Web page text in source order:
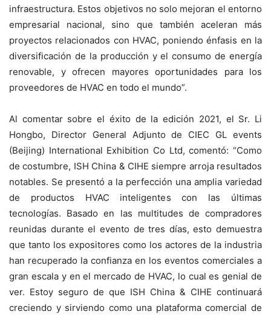
infraestructura. Estos objetivos no solo mejoran el entorno
empresarial nacional, sino que también aceleran más
proyectos relacionados con HVAC, poniendo énfasis en la
diversificación de la producción y el consumo de energía
renovable, y ofrecen mayores oportunidades para los
proveedores de HVAC en todo el mundo”.
Al comentar sobre el éxito de la edición 2021, el Sr. Li
Hongbo, Director General Adjunto de CIEC GL events
(Beijing) International Exhibition Co Ltd, comentó: “Como
de costumbre, ISH China & CIHE siempre arroja resultados
notables. Se presentó a la perfección una amplia variedad
de productos HVAC inteligentes con las últimas
tecnologías. Basado en las multitudes de compradores
reunidas durante el evento de tres días, esto demuestra
que tanto los expositores como los actores de la industria
han recuperado la confianza en los eventos comerciales a
gran escala y en el mercado de HVAC, lo cual es genial de
ver. Estoy seguro de que ISH China & CIHE continuará
creciendo y sirviendo como una plataforma comercial de